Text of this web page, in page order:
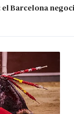
el Barcelona